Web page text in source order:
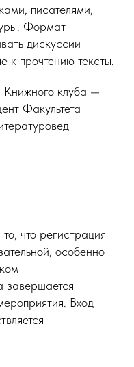
писателями,
Формат
дискуссии
к прочтению тексты.
Книжного клуба —
Факультета
что регистрация
особенно
Вход